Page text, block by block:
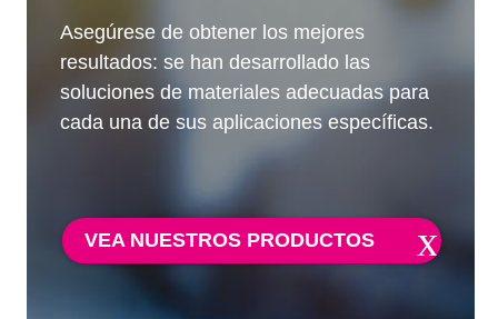
Asegúrese de obtener los mejores
resultados: se han desarrollado las
soluciones de materiales adecuadas para
cada una de sus aplicaciones específicas.
VEA NUESTROS PRODUCTOS